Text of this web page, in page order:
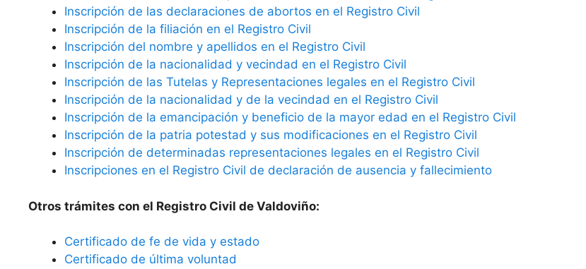
Inscripción de las declaraciones de abortos en el Registro Civil
Inscripción de la filiación en el Registro Civil
Inscripción del nombre y apellidos en el Registro Civil
Inscripción de la nacionalidad y vecindad en el Registro Civil
Inscripción de las Tutelas y Representaciones legales en el Registro Civil
Inscripción de la nacionalidad y de la vecindad en el Registro Civil
Inscripción de la emancipación y beneficio de la mayor edad en el Registro Civil
Inscripción de la patria potestad y sus modificaciones en el Registro Civil
Inscripción de determinadas representaciones legales en el Registro Civil
Inscripciones en el Registro Civil de declaración de ausencia y fallecimiento
Otros trámites con el Registro Civil de Valdoviño:
Certificado de fe de vida y estado
Certificado de última voluntad